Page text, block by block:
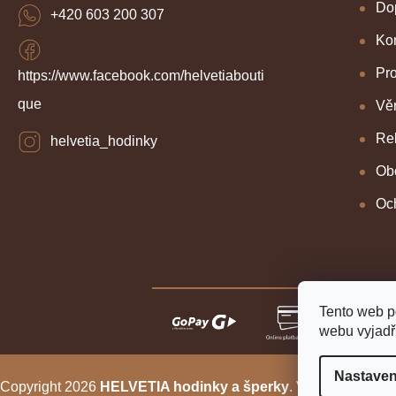
Tento web
webu
https://www.facebook.com/helvetiabouti
que
helvetia_hodinky
+420 603 200 307
Copyright 2026 HELVETIA hodinky a šperky. Všechna práva